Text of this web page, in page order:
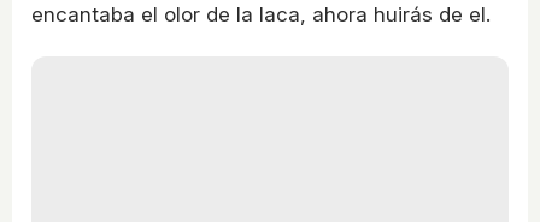
encantaba el olor de la laca, ahora huirás de el.